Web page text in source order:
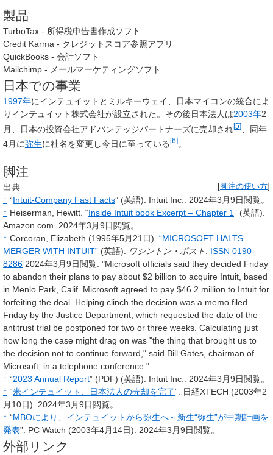
製品
TurboTax - 所得税申告書作成ソフト
Credit Karma - クレジットスコア参照アプリ
QuickBooks - 会計ソフト
Mailchimp - メールマーケティングソフト
日本での事業
1997年にインテュイットとミルキーウェイ、日本マイコンの統合によ
りインテュイット株式会社が設立された。その後日本法人は2003年2
月、日本の投資会社アドバンテッジパートナーズに売却され[5]
、同年
4月に弥生に社名を変更し今日に至っている [6] 。
脚注
[脚注の使い方]
出典
↑ “Intuit-Company Fast Facts” (英語). Intuit Inc..
2024年3月9日閲覧。
↑ Heiserman, Hewitt. “Inside Intuit book Excerpt – Chapter 1” (英語).
Amazon.com.
2024年3月9日閲覧。
↑ Corcoran, Elizabeth (1995年5月21日). “MICROSOFT HALTS
MERGER WITH INTUIT” (英語). ワシントン・ポスト ISSN 0190-
8286 2024年3月9日閲覧 "Microsoft officials said they decided Friday
to abandon their plans to pay about $2 billion to acquire Intuit, based
in Menlo Park, Calif. Microsoft agreed to pay $46.2 million to Intuit for
forfeiting the deal. Helping clinch the decision was a memo filed
Friday by the Justice Department, which requested the date of the
antitrust trial be postponed for two or three weeks. Calculating just
how long the case might drag on was "the thing that brought us to
the decision not to continue forward," said Bill Gates, chairman of
Microsoft, in a telephone conference."
↑ “2023 Annual Report” (PDF) (英語). Intuit Inc..
2024年3月9日閲覧。
↑ “米インテュイット、日本法人の売却を完了”. 日経XTECH (2003年2
月10日).
2024年3月9日閲覧。
↑ “MBOにより、インテュイットから弥生へ～新生“弥生”が中期計画を
発表”. PC Watch (2003年4月14日). 2024年3月9日閲覧。
外部リンク